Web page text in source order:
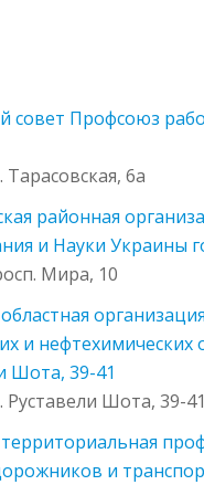
совет Профсоюз
Тарасовская, 6а
районная
и Науки Украины
Мира, 10
и
Шота, 39-41
Руставели Шота, 39-41
и